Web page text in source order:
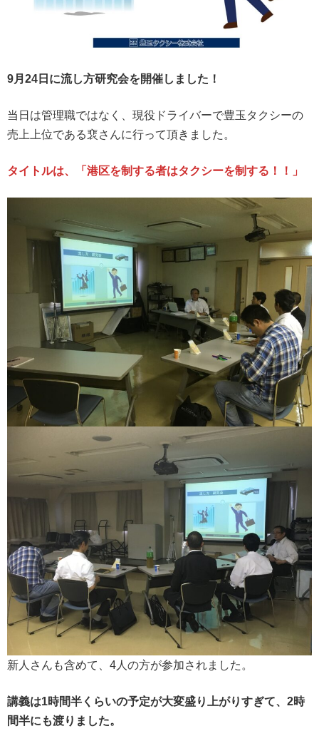
9月24日に流し方研究会を開催しました！
当日は管理職ではなく、現役ドライバーで豊玉タクシーの
売上上位である裵さんに行って頂きました。
タイトルは、「港区を制する者はタクシーを制する！！」
新人さんも含めて、4人の方が参加されました。
講義は1時間半くらいの予定が大変盛り上がりすぎて、2時
間半にも渡りました。